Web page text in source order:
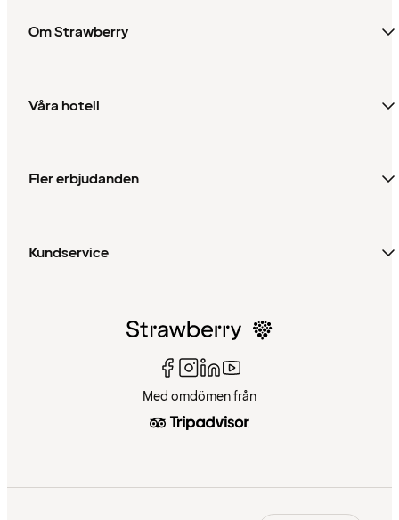
Om Strawberry
Våra hotell
Fler erbjudanden
Kundservice
Med omdömen från